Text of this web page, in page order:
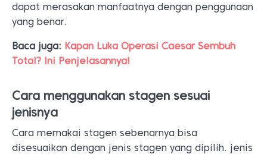
dapat merasakan manfaatnya dengan penggunaan
yang benar.
Baca juga: Kapan Luka Operasi Caesar Sembuh
Total? Ini Penjelasannya!
Cara menggunakan stagen sesuai
jenisnya
Cara memakai stagen sebenarnya bisa
disesuaikan dengan jenis stagen yang dipilih. jenis